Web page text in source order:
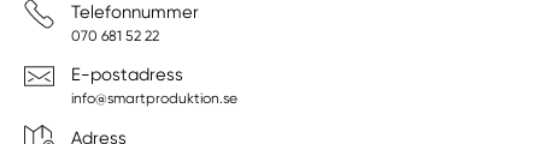
Telefonnummer
070 681 52 22
E-postadress
info@smartproduktion.se
Adress